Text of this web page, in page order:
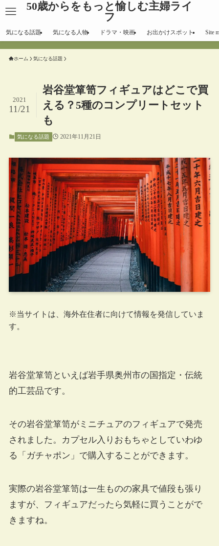
50歳からをもっと愉しむ主婦ライ
フ
気になる話題 気になる人物 ドラマ・映画 お出かけスポット Site
ホーム 気になる話題
岩谷堂箪笥フィギュアはどこで買
える？5種のコンプリートセット
も
2021
11/21
気になる話題 2021年11月21日
※当サイトは、海外在住者に向けて情報を発信していま
す。
岩谷堂箪笥といえば岩手県奥州市の国指定・伝統
的工芸品です。
その岩谷堂箪笥がミニチュアのフィギュアで発売
されました。カプセル入りおもちゃとしていわゆ
る「ガチャポン」で購入することができます。
実際の岩谷堂箪笥は一生ものの家具で値段も張り
ますが、フィギュアだったら気軽に買うことがで
きますね。